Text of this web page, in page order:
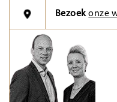
Bezoekonze